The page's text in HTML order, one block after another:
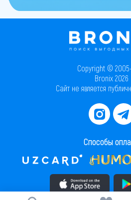
Copyright ©
Bronix 2026
Сайт не является
Способы
Скачать приложение в